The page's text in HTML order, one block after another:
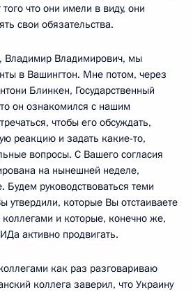
что они имели в виду, они
свои обязательства.
Владимир Владимирович, мы
в Вашингтон. Мне потом, через
Блинкен, Государственный
он ознакомился с нашим
чтобы его обсуждать,
реакцию и задать какие-то,
вопросы. С Вашего согласия
на нынешней неделе,
руководствоваться теми
утвердили, которые Вы отстаиваете
коллегами и которые, конечно же,
активно продвигать.
как раз разговариваю
коллега заверил, что Украину